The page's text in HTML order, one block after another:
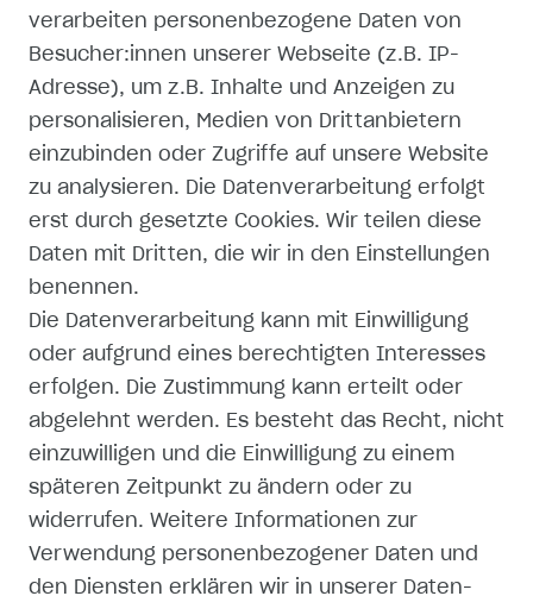
WIDERRUFSRECHT
WIDERRUFSFORMULAR
IMPRESSUM
DATENSCHUTZERKLÄRUNG
AGB
ZAHLUNG UND VERSAND
SHOP
MEIN KONTO
verarbeiten personenbezogene Daten von
Besucher:innen unserer Webseite (z.B. IP-
Adresse), um z.B. Inhalte und Anzeigen zu
personalisieren, Medien von Drittanbietern
einzubinden oder Zugriffe auf unsere Website
zu analysieren. Die Datenverarbeitung erfolgt
erst durch gesetzte Cookies. Wir teilen diese
Daten mit Dritten, die wir in den Einstellungen
benennen.
Die Datenverarbeitung kann mit Einwilligung
oder aufgrund eines berechtigten Interesses
erfolgen. Die Zustimmung kann erteilt oder
abgelehnt werden. Es besteht das Recht, nicht
einzuwilligen und die Einwilligung zu einem
späteren Zeitpunkt zu ändern oder zu
widerrufen. Weitere Informationen zur
Verwendung personenbezogener Daten und
den Diensten erklären wir in unserer Daten­